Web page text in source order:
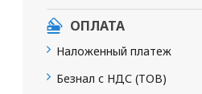
ОПЛАТА
Наложенный платеж
Безнал с НДС (ТОВ)